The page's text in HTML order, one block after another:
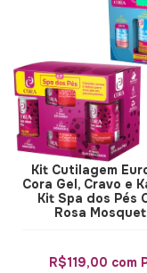
Kit Cutilagem
Cora Gel, Cravo e
Kit Spa dos Pés
Rosa
R$119,00 com